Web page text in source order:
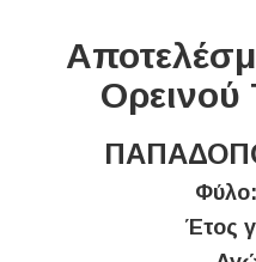
Ορεινού
Έτος